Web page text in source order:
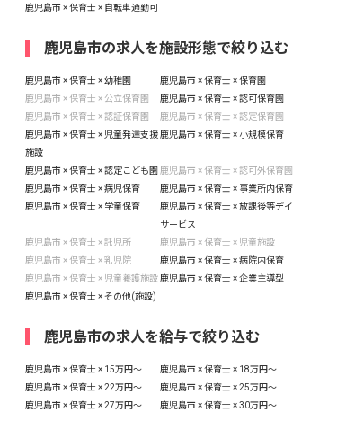
鹿児島市 × 保育士 × 自転車通勤可
鹿児島市の求人を施設形態で絞り込む
鹿児島市 × 保育士 × 幼稚園
鹿児島市 × 保育士 × 保育園
鹿児島市 × 保育士 × 公立保育園
鹿児島市 × 保育士 × 認可保育園
鹿児島市 × 保育士 × 認証保育園
鹿児島市 × 保育士 × 認定保育園
鹿児島市 × 保育士 × 児童発達支援
施設
鹿児島市 × 保育士 × 小規模保育
鹿児島市 × 保育士 × 認定こども園 鹿児島市 × 保育士 × 認可外保育園
鹿児島市 × 保育士 × 病児保育
鹿児島市 × 保育士 × 事業所内保育
鹿児島市 × 保育士 × 学童保育
鹿児島市 × 保育士 × 放課後等デイ
サービス
鹿児島市 × 保育士 × 託児所
鹿児島市 × 保育士 × 児童施設
鹿児島市 × 保育士 × 乳児院
鹿児島市 × 保育士 × 病院内保育
鹿児島市 × 保育士 × 児童養護施設鹿児島市 × 保育士 × 企業主導型
鹿児島市 × 保育士 × その他(施設)
鹿児島市の求人を給与で絞り込む
鹿児島市 × 保育士 × 15万円〜
鹿児島市 × 保育士 × 18万円〜
鹿児島市 × 保育士 × 22万円〜
鹿児島市 × 保育士 × 25万円〜
鹿児島市 × 保育士 × 27万円〜
鹿児島市 × 保育士 × 30万円〜